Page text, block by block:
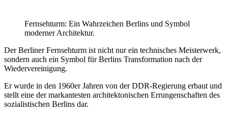
Fernsehturm: Ein Wahrzeichen Berlins und Symbol
moderner Architektur.
Der Berliner Fernsehturm ist nicht nur ein technisches Meisterwerk,
sondern auch ein Symbol für Berlins Transformation nach der
Wiedervereinigung.
Er wurde in den 1960er Jahren von der DDR-Regierung erbaut und
stellt eine der markantesten architektonischen Errungenschaften des
sozialistischen Berlins dar.